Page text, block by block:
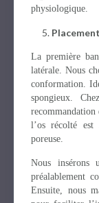
physiologique.
La première
latérale. Nous
conformation.
spongieux.
recommandation
l’os récolté
poreuse.
Nous insérons
préalablement
Ensuite, nous